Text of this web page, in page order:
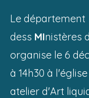
Le département
dess MInistères
organise le 6
à 14h30 à
atelier d'Art